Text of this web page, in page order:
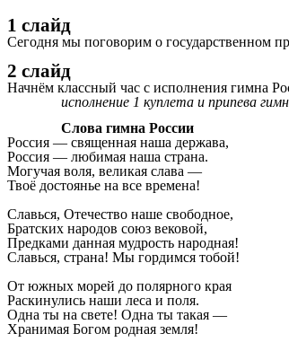
1 слайд
Сегодня мы поговорим о государственном
2 слайд
Начнём классный час с исполнения гимна
исполнение 1 куплета и припева
Слова гимна России
Россия — священная наша держава,
Россия — любимая наша страна.
Могучая воля, великая слава —
Твоё достоянье на все времена!
Славься, Отечество наше свободное,
Братских народов союз вековой,
Предками данная мудрость народная!
Славься, страна! Мы гордимся тобой!
От южных морей до полярного края
Раскинулись наши леса и поля.
Одна ты на свете! Одна ты такая —
Хранимая Богом родная земля!